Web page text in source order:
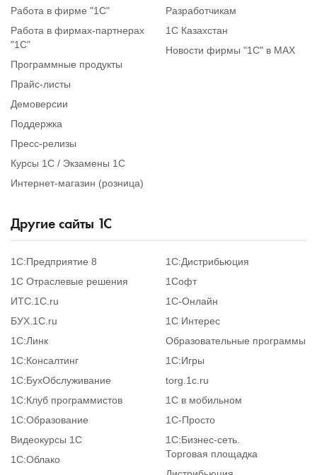
Работа в фирме "1С"
Работа в фирмах-партнерах
"1С"
Программные продукты
Прайс-листы
Демоверсии
Поддержка
Пресс-релизы
Курсы 1С / Экзамены 1С
Интернет-магазин (розница)
Разработчикам
1С Казахстан
Новости фирмы "1С" в MAX
Другие сайты 1С
1С:Предприятие 8
1С Отраслевые решения
ИТС.1C.ru
БУХ.1С.ru
1С:Линк
1С:Консалтинг
1С:БухОбслуживание
1С:Клуб программистов
1С:Образование
Видеокурсы 1С
1С:Облако
1С:Дистрибьюция
1Софт
1С-Онлайн
1С Интерес
Образовательные программы
1С:Игры
torg.1c.ru
1С в мобильном
1C-Просто
1С:Бизнес-сеть.
Торговая площадка